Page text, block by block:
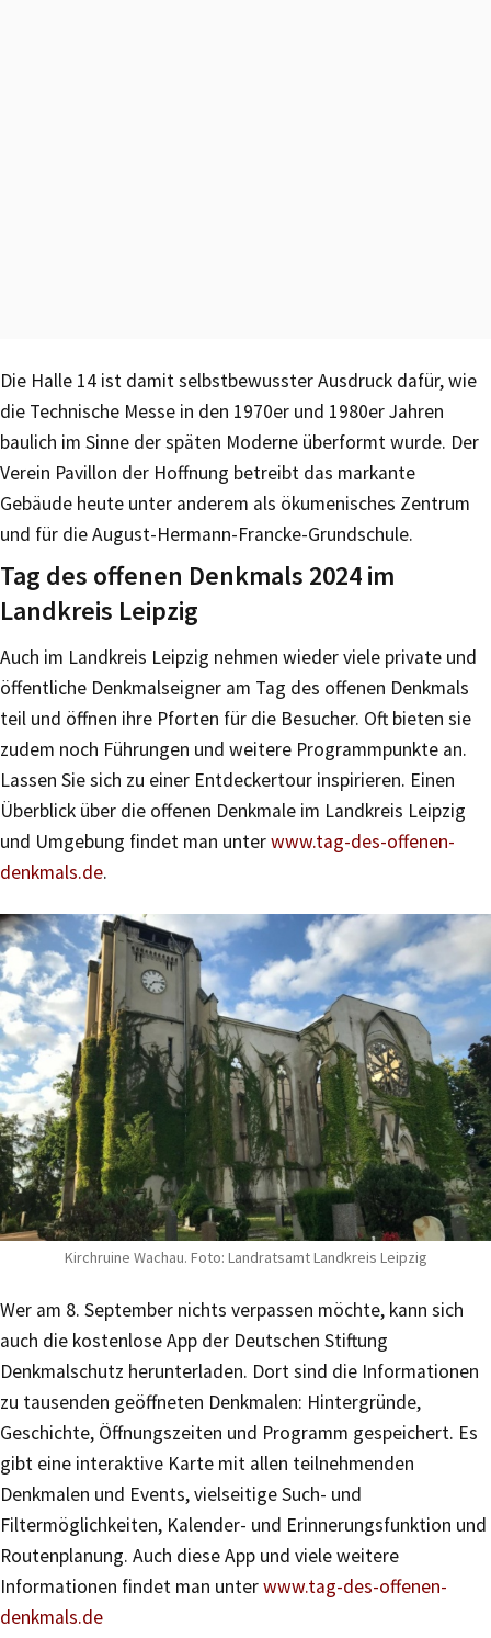
Die Halle 14 ist damit selbstbewusster Ausdruck dafür, wie
die Technische Messe in den 1970er und 1980er Jahren
baulich im Sinne der späten Moderne überformt wurde. Der
Verein Pavillon der Hoffnung betreibt das markante
Gebäude heute unter anderem als ökumenisches Zentrum
und für die August-Hermann-Francke-Grundschule.
Tag des offenen Denkmals 2024 im
Landkreis Leipzig
Auch im Landkreis Leipzig nehmen wieder viele private und
öffentliche Denkmalseigner am Tag des offenen Denkmals
teil und öffnen ihre Pforten für die Besucher. Oft bieten sie
zudem noch Führungen und weitere Programmpunkte an.
Lassen Sie sich zu einer Entdeckertour inspirieren. Einen
Überblick über die offenen Denkmale im Landkreis Leipzig
und Umgebung findet man unterwww.tag-des-offenen-
denkmals.de.
Kirchruine Wachau. Foto: Landratsamt Landkreis Leipzig
Wer am 8. September nichts verpassen möchte, kann sich
auch die kostenlose App der Deutschen Stiftung
Denkmalschutz herunterladen. Dort sind die Informationen
zu tausenden geöffneten Denkmalen: Hintergründe,
Geschichte, Öffnungszeiten und Programm gespeichert. Es
gibt eine interaktive Karte mit allen teilnehmenden
Denkmalen und Events, vielseitige Such- und
Filtermöglichkeiten, Kalender- und Erinnerungsfunktion und
Routenplanung. Auch diese App und viele weitere
Informationen findet man unterwww.tag-des-offenen-
denkmals.de